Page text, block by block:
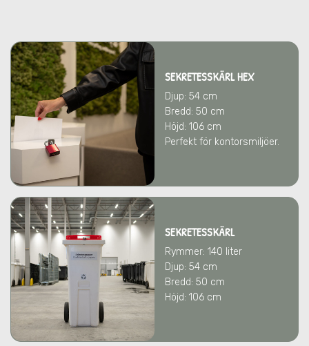
SEKRETESSKÄRL HEX
Djup: 54 cm
Bredd: 50 cm
Höjd: 106 cm
Perfekt för kontorsmiljöer.
SEKRETESSKÄRL
Rymmer: 140 liter
Djup: 54 cm
Bredd: 50 cm
Höjd: 106 cm